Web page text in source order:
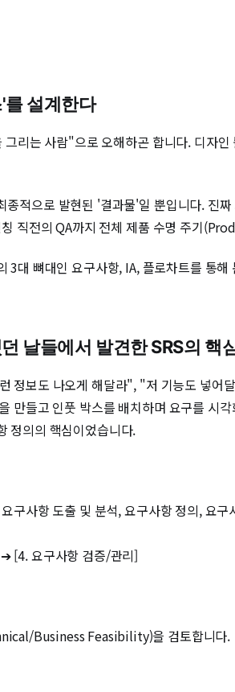
를 설계한다
리는 사람"으로 오해하곤 합니다. 디자
적으로 발현된 '결과물'일 뿐입니다. 진
직전의 QA까지 전체 제품 수명 주기
대 뼈대인 요구사항, IA, 플로차트를 통
날들에서 발견한 SRS의 핵
정보도 나오게 해달라", "저 기능도 넣어
만들고 인풋 박스를 배치하며 요구를 시
정의의 핵심이었습니다.
구사항 도출 및 분석, 요구사항 정의, 요
[4. 요구사항 검증/관리]
Business Feasibility)을 검토합니다.